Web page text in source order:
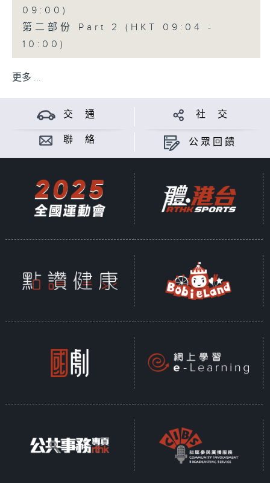
09:00)
第二部份 Part 2 (HKT 09:04 -
10:00)
更多 ...
交 通 社 交
聯 絡 公眾回饋